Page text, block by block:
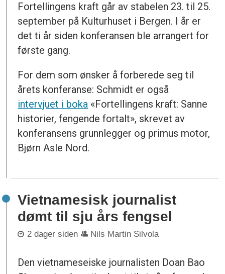
Fortellingens kraft går av stabelen 23. til 25.
september på Kulturhuset i Bergen. I år er
det ti år siden konferansen ble arrangert for
første gang.
For dem som ønsker å forberede seg til
årets konferanse: Schmidt er også
intervjuet i boka «Fortellingens kraft: Sanne
historier, fengende fortalt», skrevet av
konferansens grunnlegger og primus motor,
Bjørn Asle Nord.
Vietnamesisk journalist
dømt til sju års fengsel
2 dager siden Nils Martin Silvola
Den vietnameseiske journalisten Doan Bao